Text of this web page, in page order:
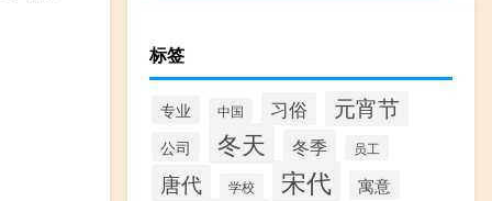
标签
专业 中国 习俗 元宵节
公司 冬天 冬季 员工
唐代 学校 宋代 寓意